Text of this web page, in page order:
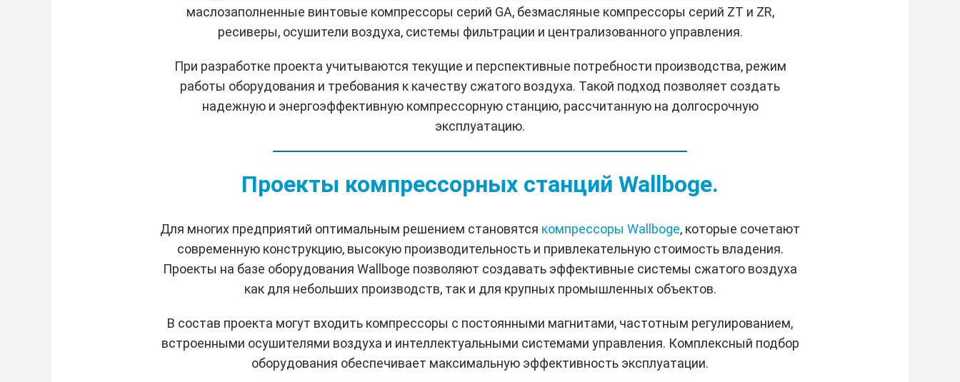
маслозаполненные винтовые компрессоры серий GA, безмасляные компрессоры серий ZT и ZR,
ресиверы, осушители воздуха, системы фильтрации и централизованного управления.
При разработке проекта учитываются текущие и перспективные потребности производства, режим
работы оборудования и требования к качеству сжатого воздуха. Такой подход позволяет создать
надежную и энергоэффективную компрессорную станцию, рассчитанную на долгосрочную
эксплуатацию.
Проекты компрессорных станций Wallboge.
Для многих предприятий оптимальным решением становятся компрессоры Wallboge, которые сочетают
современную конструкцию, высокую производительность и привлекательную стоимость владения.
Проекты на базе оборудования Wallboge позволяют создавать эффективные системы сжатого воздуха
как для небольших производств, так и для крупных промышленных объектов.
В состав проекта могут входить компрессоры с постоянными магнитами, частотным регулированием,
встроенными осушителями воздуха и интеллектуальными системами управления. Комплексный подбор
оборудования обеспечивает максимальную эффективность эксплуатации.